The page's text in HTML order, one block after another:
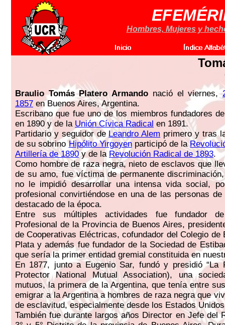
Hombres, Mujeres y
Braulio Tomás Platero Armando nació el viernes,
1857 en Buenos Aires, Argentina.
Escribano que fue uno de los miembros fundadores
en 1890 y de la Unión Cívica Radical en 1891.
Partidario y seguidor deLeandro Alem primero y tras
de su sobrinoHipólito Yirgoyenparticipó de la
Artillería de 1890y de la Revolución Radical de 1893.
Como hombre de raza negra, nieto de esclavos que
de su amo, fue víctima de permanente
no le impidió desarrollar una intensa vida social,
profesional convirtiéndose en una de las personas
destacado de la época.
Entre sus múltiples actividades fue fundador
Profesional de la Provincia de Buenos Aires,
de Cooperativas Eléctricas, cofundador del Colegio de
Plata y además fue fundador de la Sociedad de
que sería la primer entidad gremial constituida en
En 1877, junto a Eugenio Sar, fundó y presidió “La
Protector National Mutual Association), una
mutuos, la primera de la Argentina, que tenía entre
emigrar a la Argentina a hombres de raza negra que
de esclavitud, especialmente desde los Estados
También fue durante largos años Director en Jefe del